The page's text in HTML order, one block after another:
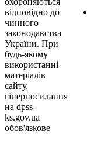
відповідно до
чинного
законодавства
України. При
будь-якому
використанні
матеріалів
сайту,
гіперпосилання
на dpss-
ks.gov.ua
обов'язкове